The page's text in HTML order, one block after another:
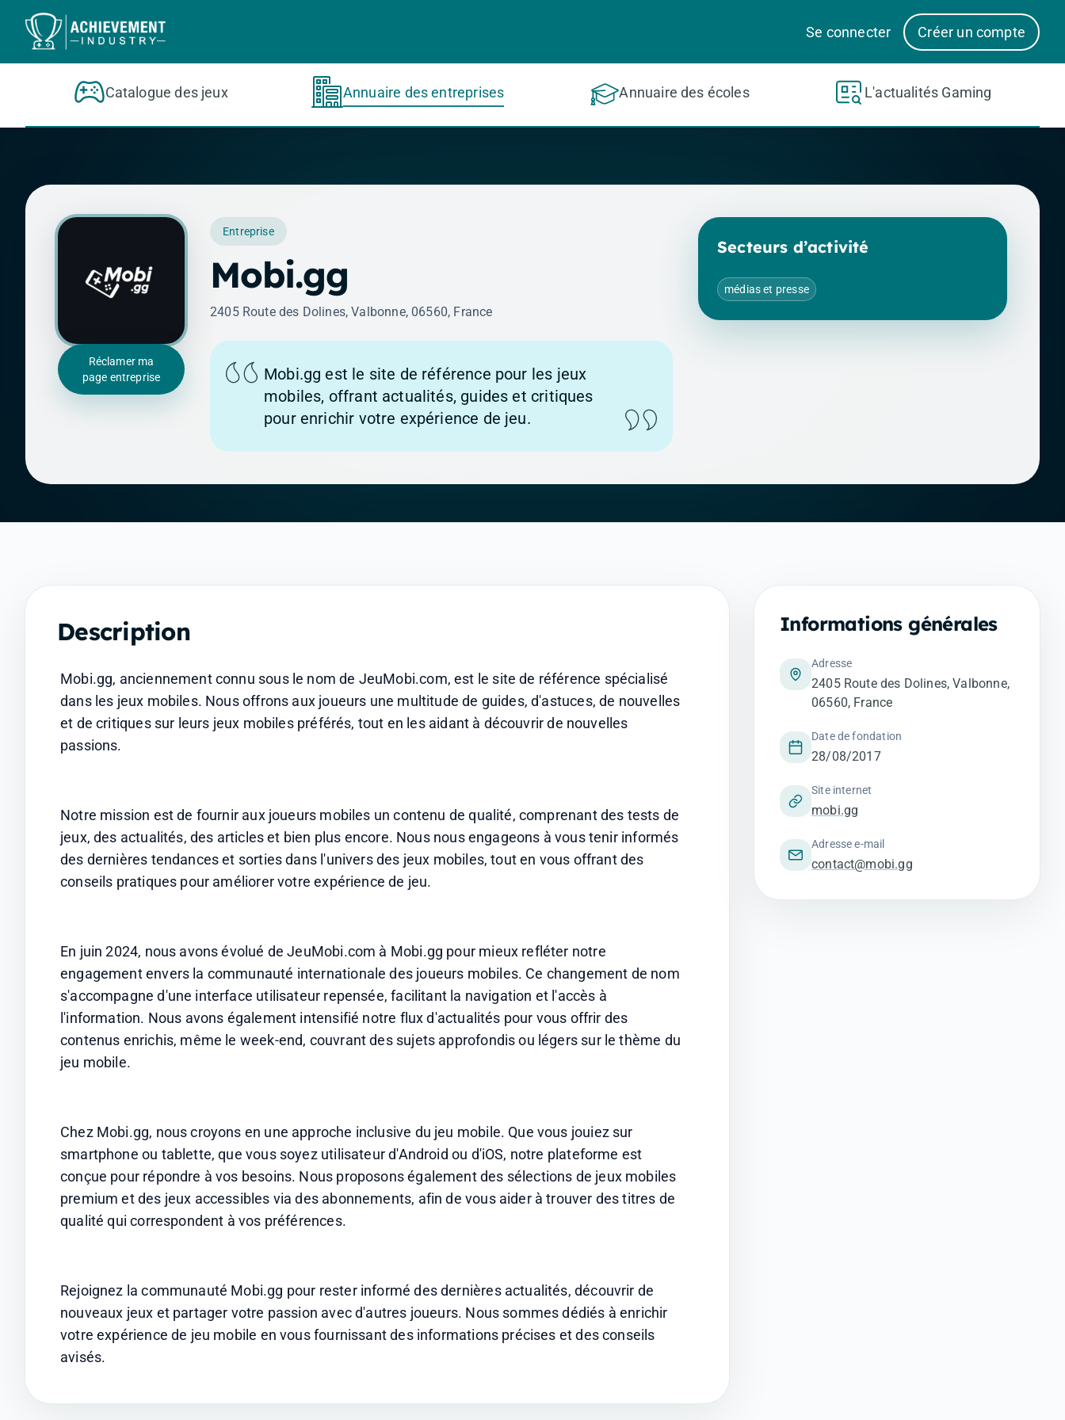
Aller au contenu principal
Se connecter
Créer un compte
Catalogue des jeux Annuaire des entreprises Annuaire des écoles L'actualités Gaming
Réclamer ma
page entreprise
Entreprise
Mobi.gg
2405 Route des Dolines, Valbonne, 06560, France
Mobi.gg est le site de référence pour les jeux
mobiles, offrant actualités, guides et critiques
pour enrichir votre expérience de jeu.
Secteurs d’activité
médias et presse
Description
Mobi.gg, anciennement connu sous le nom de JeuMobi.com, est le site de référence spécialisé
dans les jeux mobiles. Nous offrons aux joueurs une multitude de guides, d'astuces, de nouvelles
et de critiques sur leurs jeux mobiles préférés, tout en les aidant à découvrir de nouvelles
passions.
Notre mission est de fournir aux joueurs mobiles un contenu de qualité, comprenant des tests de
jeux, des actualités, des articles et bien plus encore. Nous nous engageons à vous tenir informés
des dernières tendances et sorties dans l'univers des jeux mobiles, tout en vous offrant des
conseils pratiques pour améliorer votre expérience de jeu.
En juin 2024, nous avons évolué de JeuMobi.com à Mobi.gg pour mieux refléter notre
engagement envers la communauté internationale des joueurs mobiles. Ce changement de nom
s'accompagne d'une interface utilisateur repensée, facilitant la navigation et l'accès à
l'information. Nous avons également intensifié notre flux d'actualités pour vous offrir des
contenus enrichis, même le week-end, couvrant des sujets approfondis ou légers sur le thème du
jeu mobile.
Chez Mobi.gg, nous croyons en une approche inclusive du jeu mobile. Que vous jouiez sur
smartphone ou tablette, que vous soyez utilisateur d'Android ou d'iOS, notre plateforme est
conçue pour répondre à vos besoins. Nous proposons également des sélections de jeux mobiles
premium et des jeux accessibles via des abonnements, afin de vous aider à trouver des titres de
qualité qui correspondent à vos préférences.
Rejoignez la communauté Mobi.gg pour rester informé des dernières actualités, découvrir de
nouveaux jeux et partager votre passion avec d'autres joueurs. Nous sommes dédiés à enrichir
votre expérience de jeu mobile en vous fournissant des informations précises et des conseils
avisés.
Informations générales
Adresse
2405 Route des Dolines, Valbonne,
06560, France
Date de fondation
28/08/2017
Site internet
mobi.gg
Adresse e-mail
contact@mobi.gg